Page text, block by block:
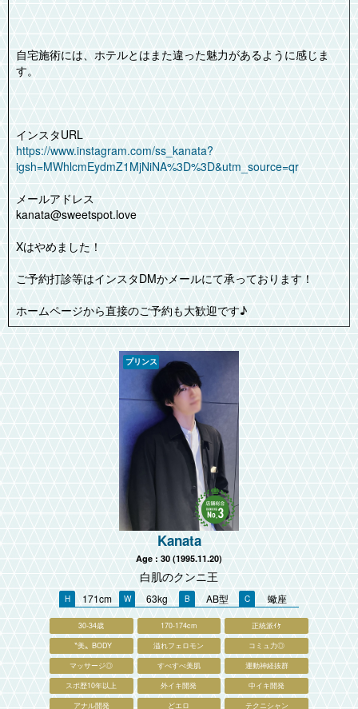
自宅施術には、ホテルとはまた違った魅力があるように感じま
す。
インスタURL
https://www.instagram.com/ss_kanata?
igsh=MWhlcmEydmZ1MjNiNA%3D%3D&utm_source=qr
メールアドレス
kanata@sweetspot.love
Xはやめました！
ご予約打診等はインスタDMかメールにて承っております！
ホームページから直接のご予約も大歓迎です♪
Kanata
Age : 30 (1995.11.20)
白肌のクンニ王
171cm 63kg AB型 蠍座
30-34歳 170-174cm
正統派ｲｹ
〝美〟BODY
溢れフェロモン
コミュ力◎
マッサージ◎
すべすべ美肌
運動神経抜群
スポ歴10年以上
外イキ開発
中イキ開発
アナル開発
どエロ
テクニシャン